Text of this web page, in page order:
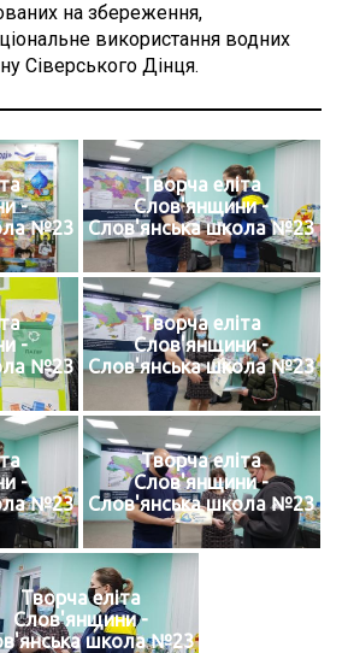
на збереження,
використання водних
Сіверського Дінця.
-
№23
Творча еліта
Слов'янщини -
Слов'янська школа №23
-
№23
Творча еліта
Слов'янщини -
Слов'янська школа №23
-
№23
Творча еліта
Слов'янщини -
Слов'янська школа №23
Творча еліта
Слов'янщини -
школа №23